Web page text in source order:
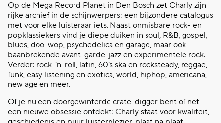
Op de Mega Record Planetin Den Bosch zet Charlyzijn
rijke archief in de schijnwerpers: een bijzondere catalogus
met voor elke luisteraar iets. Naast onmisbare rock- en
popklassiekers vind je diepe duiken in soul, R&B, gospel,
blues, doo-wop, psychedelica en garage, maar ook
baanbrekende avant-garde-jazz en experimentele rock.
Verder: rock-’n-roll, latin, 60’s ska en rocksteady, reggae,
funk, easy listening en exotica, world, hiphop, americana,
new ageen meer.
Of je nu een doorgewinterde crate-diggerbent of net
een nieuwe obsessie ontdekt: Charlystaat voor kwaliteit,